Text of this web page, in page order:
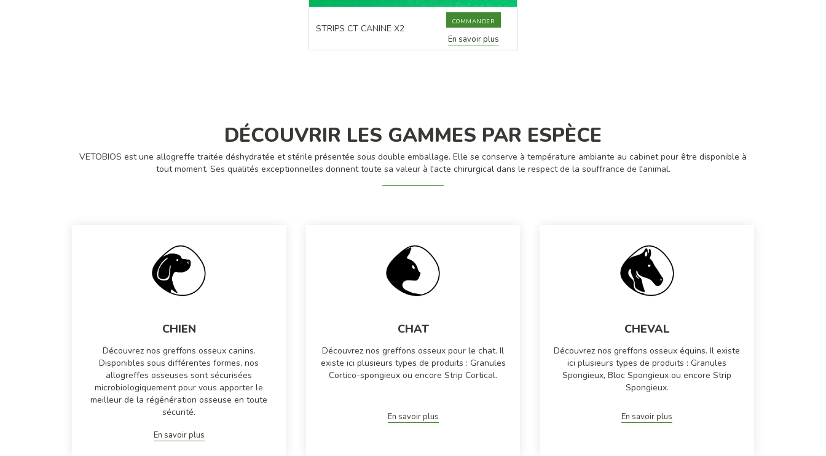
STRIPS CT CANINE X2
COMMANDER
En savoir plus
DÉCOUVRIR LES GAMMES PAR ESPÈCE
VETOBIOS est une allogreffe traitée déshydratée et stérile présentée sous double emballage. Elle se conserve à température ambiante au cabinet pour être disponible à
tout moment. Ses qualités exceptionnelles donnent toute sa valeur à l'acte chirurgical dans le respect de la souffrance de l'animal.
CHIEN
Découvrez nos greffons osseux canins.
Disponibles sous différentes formes, nos
allogreffes osseuses sont sécurisées
microbiologiquement pour vous apporter le
meilleur de la régénération osseuse en toute
sécurité.
En savoir plus
CHAT
Découvrez nos greffons osseux pour le chat. Il
existe ici plusieurs types de produits : Granules
Cortico-spongieux ou encore Strip Cortical.
En savoir plus
CHEVAL
Découvrez nos greffons osseux équins. Il existe
ici plusieurs types de produits : Granules
Spongieux, Bloc Spongieux ou encore Strip
Spongieux.
En savoir plus